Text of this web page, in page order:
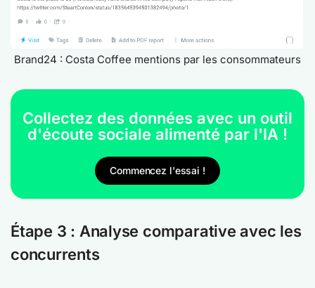
Brand24 : Costa Coffee mentions par les consommateurs
Collectez des données avec un outil
d'écoute sociale alimenté par l'IA !
Commencez l'essai !
Étape 3 : Analyse comparative avec les
concurrents